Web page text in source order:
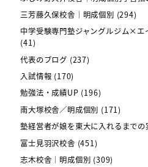
三芳藤久保校舎｜明成個別 (294)
中学受験専門塾ジャングルジム×エ
(41)
代表のブログ (237)
入試情報 (170)
勉強法・成績UP (196)
南大塚校舎／明成個別 (171)
塾経営者が娘を東大に入れるまでの
富士見羽沢校舎 (451)
志木校舎｜明成個別 (309)